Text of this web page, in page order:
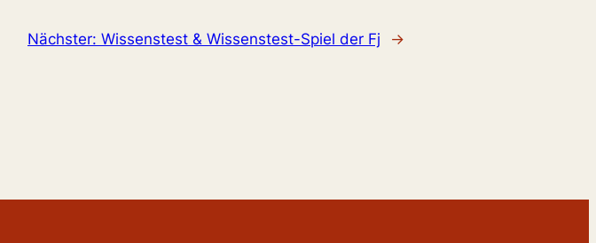
Nächster: Wissenstest & Wissenstest-Spiel der Fj →